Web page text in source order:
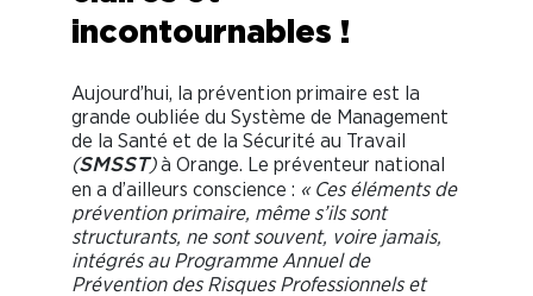
incontournables !
Aujourd’hui, la prévention primaire est la
grande oubliée du Système de Management
de la Santé et de la Sécurité au Travail
(SMSST)à Orange. Le préventeur national
en a d’ailleurs conscience : « Ces éléments de
prévention primaire, même s’ils sont
structurants, ne sont souvent, voire jamais,
intégrés au Programme Annuel de
Prévention des Risques Professionnels et